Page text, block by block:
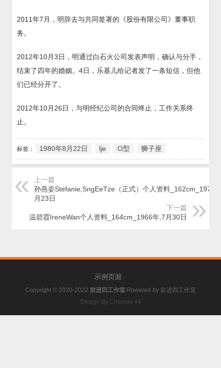
2011年7月，明辞去与共同签署的《股份有限公司》董事职
务。
2012年10月3日，明通过白石火公司发表声明，确认与分手，
结束了四年的婚姻。4日，乐基儿给记者发了一条短信，但他
们已经分开了。
2012年10月26日，与明经纪公司的合同终止，工作关系终
止。
标签： 1980年8月22日 lje O型 狮子座
上一篇
孙燕姿Stefanie,SngEeTze（正式）个人资料_162cm_1978
月23日
下一篇
温碧霞IreneWan个人资料_164cm_1966年,7月30日
示例页面
Copyright © 2020-2022 前进四工作室 Powered by 前进四工作室
Design By Channel 44